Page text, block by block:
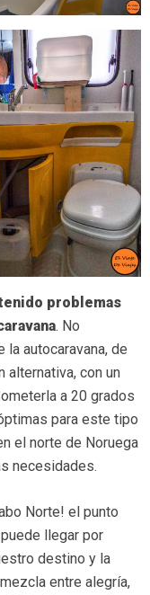
problemas
. No
autocaravana, de
alternativa, con un
a 20 grados
para este tipo
el norte de Noruega
necesidades.
Norte! el punto
llegar por
destino y la
entre alegría,